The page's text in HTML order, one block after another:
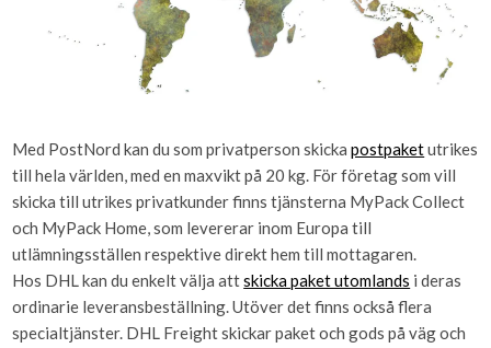
Med PostNord kan du som privatperson skickapostpaketutrikes
till hela världen, med en maxvikt på 20 kg. För företag som vill
skicka till utrikes privatkunder finns tjänsterna MyPack Collect
och MyPack Home, som levererar inom Europa till
utlämningsställen respektive direkt hem till mottagaren.
Hos DHL kan du enkelt välja attskicka paket utomlands i deras
ordinarie leveransbeställning. Utöver det finns också flera
specialtjänster. DHL Freight skickar paket och gods på väg och